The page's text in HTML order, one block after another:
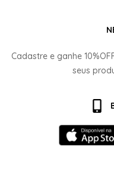
Cadastre e ganhe
seus